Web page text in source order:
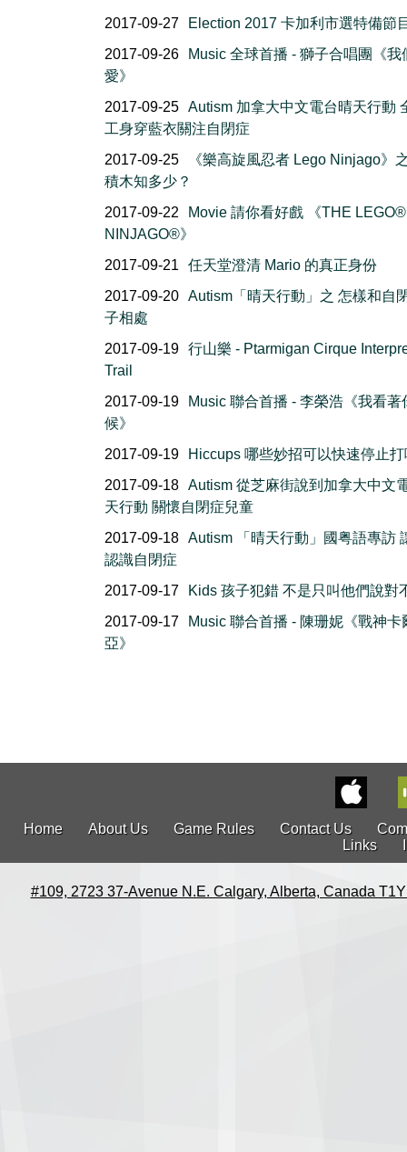
2017-09-27
Election 2017 卡加利市選特備節
2017-09-26
Music 全球首播 - 獅子合唱團《我
愛》
2017-09-25 Autism 加拿大中文電台晴天行動
工身穿藍衣關注自閉症
2017-09-25
《樂高旋風忍者 Lego Ninjago》
積木知多少？
2017-09-22
Movie 請你看好戲 《THE LEGO®
NINJAGO®》
2017-09-21
任天堂澄清 Mario 的真正身份
2017-09-20 Autism「晴天行動」之 怎樣和自
子相處
2017-09-19 行山樂 - Ptarmigan Cirque
Trail
2017-09-19
Music 聯合首播 - 李榮浩《我看著
候》
2017-09-19
Hiccups 哪些妙招可以快速停止
2017-09-18 Autism 從芝麻街說到加拿大中文
天行動 關懷自閉症兒童
2017-09-18 Autism 「晴天行動」國粤語專訪
認識自閉症
2017-09-17
Kids 孩子犯錯 不是只叫他們說對
2017-09-17
Music 聯合首播 - 陳珊妮《戰神卡
亞》
Home About Us Game Rules Contact Us
Links
#109, 2723 37-Avenue N.E. Calgary, Alberta, Canada